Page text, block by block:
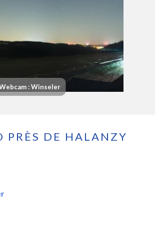
: Winseler
PRÈS DE HALANZY